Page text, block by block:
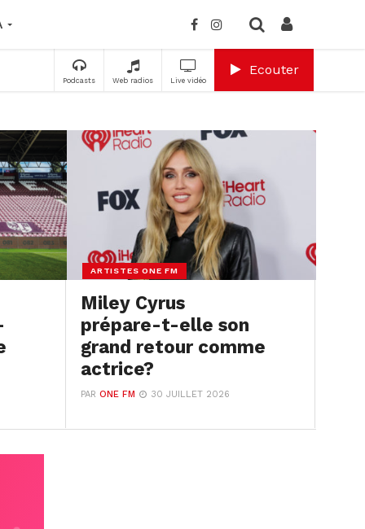
Podcasts Web radios Live vidéo
Ecouter
ARTISTES ONE FM
Miley Cyrus
prépare-t-elle son
grand retour comme
actrice?
PARONE FM 30 JUILLET 2026